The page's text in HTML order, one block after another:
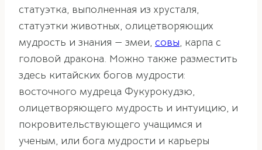
статуэтка, выполненная из хрусталя,
статуэтки животных, олицетворяющих
мудрость и знания — змеи, совы, карпа с
головой дракона. Можно также разместить
здесь китайских богов мудрости:
восточного мудреца Фукурокудзю,
олицетворяющего мудрость и интуицию, и
покровительствующего учащимся и
ученым, или бога мудрости и карьеры